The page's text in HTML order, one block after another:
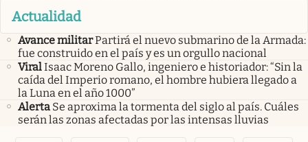
Actualidad
Avance militarPartirá el nuevo submarino de la Armada:
fue construido en el país y es un orgullo nacional
ViralIsaac Moreno Gallo, ingeniero e historiador: “Sin la
caída del Imperio romano, el hombre hubiera llegado a
la Luna en el año 1000”
Alerta Se aproxima la tormenta del siglo al país. Cuáles
serán las zonas afectadas por las intensas lluvias